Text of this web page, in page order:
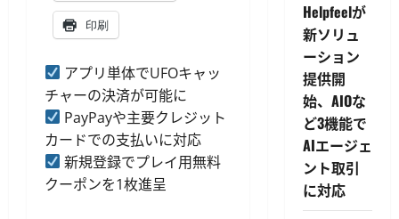
印刷
アプリ単体でUFOキャッ
チャーの決済が可能に
PayPayや主要クレジット
カードでの支払いに対応
新規登録でプレイ用無料
クーポンを1枚進呈
Helpfeelが
新ソリュ
ーション
提供開
始、AIOな
ど3機能で
AIエージェ
ント取引
に対応